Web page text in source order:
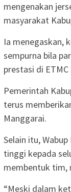
mengenakan
masyarakat
Ia menegaskan,
sempurna bila
prestasi di ETMC
Pemerintah
terus
Manggarai.
Selain itu,
tinggi kepada
membentuk tim,
“Meski dalam